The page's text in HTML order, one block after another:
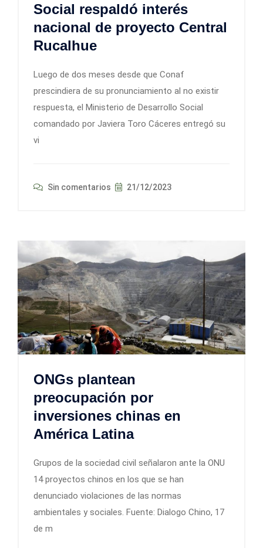
Social respaldó interés
nacional de proyecto Central
Rucalhue
Luego de dos meses desde que Conaf
prescindiera de su pronunciamiento al no existir
respuesta, el Ministerio de Desarrollo Social
comandado por Javiera Toro Cáceres entregó su
vi
Sin comentarios 21/12/2023
ONGs plantean
preocupación por
inversiones chinas en
América Latina
Grupos de la sociedad civil señalaron ante la ONU
14 proyectos chinos en los que se han
denunciado violaciones de las normas
ambientales y sociales. Fuente: Dialogo Chino, 17
de m